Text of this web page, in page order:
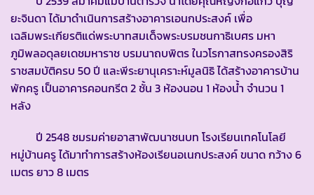
ยะจินดา ได้มาดำเนินการสร้างอาคารเอนกประสงค์ เพื่อ
เฉลิมพระเกียรติแด่พระบาทสมเด็จพระบรมชนกาธิเบศร มหา
ภูมิพลอดุลยเดชมหาราช บรมนาถบพิตร ในวโรกาสทรงครองสิริ
ราชสมบัติครบ 50 ปี และพีระยานุเคราะห์มูลนิธิ ได้สร้างอาคารบ้าน
พักครู เป็นอาคารคอนกรีต 2 ชั้น 3 ห้องนอน 1 ห้องน้ำ จำนวน 1
หลัง
ปี 2548 ชมรมค่ายอาสาพัฒนาชนบท โรงเรียนเทคโนโลยี
หมู่บ้านครู ได้มาทำการสร้างห้องเรียนอเนกประสงค์ ขนาด กว้าง 6
เมตร ยาว 8 เมตร